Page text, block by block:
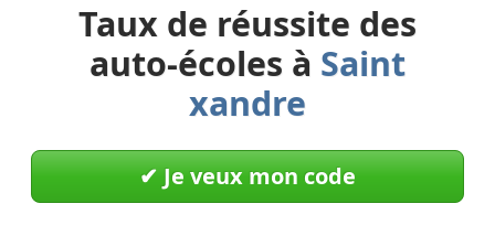
Taux de réussite des
auto-écoles à Saint
xandre
✔︎ Je veux mon code